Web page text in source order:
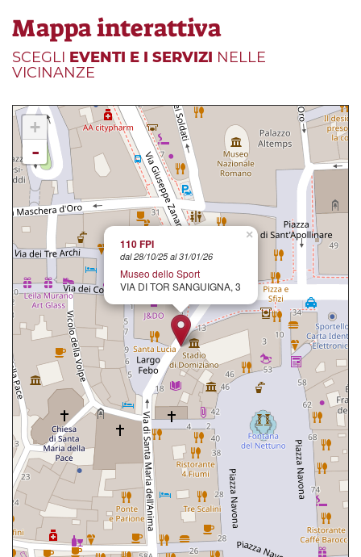
Mappa interattiva
SCEGLI EVENTI E I SERVIZI NELLE
VICINANZE
×
110 FPI
dal 28/10/25 al 31/01/26
Museo dello Sport
VIA DI TOR SANGUIGNA, 3
+
-